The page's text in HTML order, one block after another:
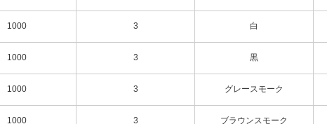
1000 3 白
1000 3 黒
1000 3 グレースモーク
1000 3 ブラウンスモーク